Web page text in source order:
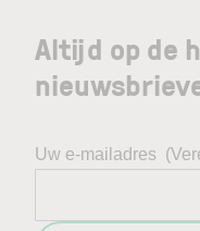
Altijd op de
Uw e-mailadres